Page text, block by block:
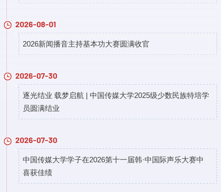
2026-08-01
2026新闻播音主持基本功大赛圆满收官
2026-07-30
逐光结业 载梦启航 | 中国传媒大学2025级少数民族特培学
员圆满结业
2026-07-30
中国传媒大学学子在2026第十一届韩·中国际声乐大赛中
喜获佳绩